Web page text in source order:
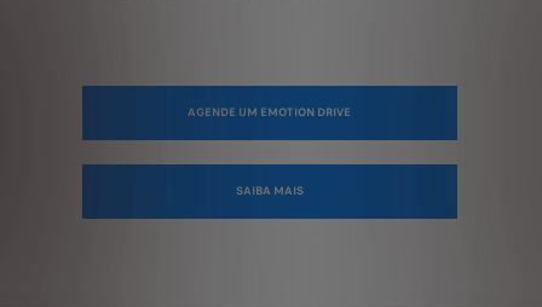
AGENDE UM EMOTION DRIVE
SAIBA MAIS